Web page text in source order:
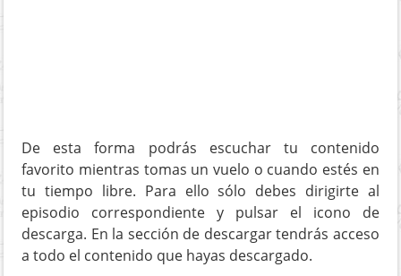
De esta forma podrás escuchar tu contenido
favorito mientras tomas un vuelo o cuando estés en
tu tiempo libre. Para ello sólo debes dirigirte al
episodio correspondiente y pulsar el icono de
descarga. En la sección de descargar tendrás acceso
a todo el contenido que hayas descargado.